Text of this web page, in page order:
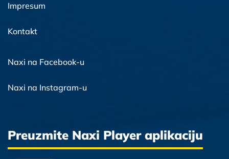
Impresum
Kontakt
Naxi na Facebook-u
Naxi na Instagram-u
Preuzmite Naxi Player aplikaciju